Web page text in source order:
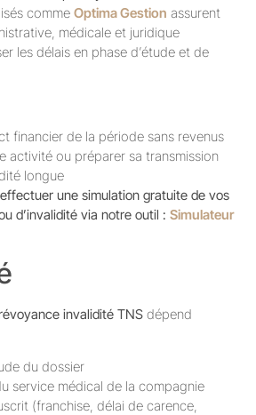
comme Optima Gestion assurent
médicale et juridique
les délais en phase d’étude et de
financier de la période sans revenus
activité ou préparer sa transmission
longue
une simulation gratuite de vos
d’invalidité via notre outil : Simulateur
invalidité TNS dépend
du dossier
service médical de la compagnie
(franchise, délai de carence,